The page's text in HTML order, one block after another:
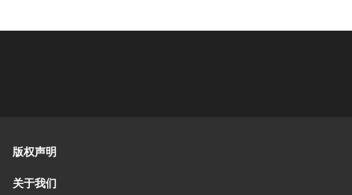
版权声明
关于我们